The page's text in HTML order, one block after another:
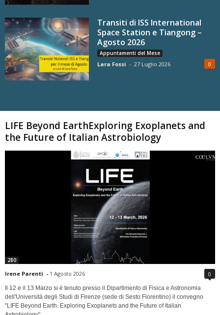
Transiti di ISS International
Space Station e Tiangong –
Agosto 2026
Appuntamenti del Mese
Lara Fossi - 27 Luglio 2026 0
LIFE Beyond EarthExploring Exoplanets and
the Future of Italian Astrobiology
280
Irene Parenti - 1 Agosto 2026 0
Il 12 e il 13 Marzo si è tenuto presso il Dipartimento di Fisica e Astronomia
dell'Università degli Studi di Firenze (sede di Sesto Fiorentino) il convegno
"LIFE Beyond Earth. Exploring Exoplanets and the Future of Italian